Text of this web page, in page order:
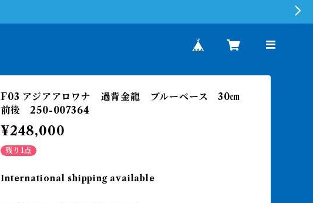
F03 アジアアロワナ 過背金龍 ブルーベース 30㎝
前後 250-007364
¥248,000
残り1点
International shipping available